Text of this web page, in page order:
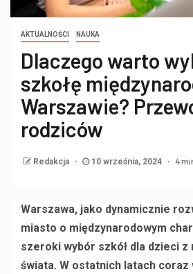
AKTUALNOŚCI NAUKA
Dlaczego warto
szkołę
Warszawie?
rodziców
Redakcja 10 września, 2024 4
Warszawa, jako dynamicznie
miasto o międzynarodowym
szeroki wybór szkół dla dzieci
świata. W ostatnich latach coraz